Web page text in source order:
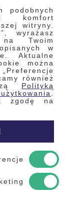
podobnych
komfort
witryny.
wyrażasz
Twoim
w
Aktualne
można
również
Polityką
zgodę na